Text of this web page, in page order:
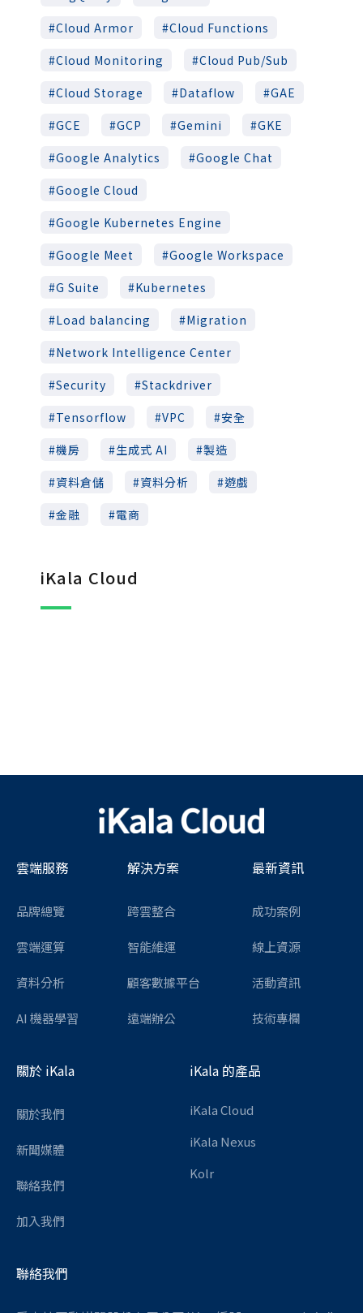
Cloud Armor
Cloud Functions
Cloud Monitoring
Cloud Pub/Sub
Cloud Storage
Dataflow
GAE
GCE
GCP Gemini
GKE
Google Analytics
Google Chat
Google Cloud
Google Kubernetes Engine
Google Meet
Google Workspace
G Suite
Kubernetes
Load balancing
Migration
Network Intelligence Center
Security
Stackdriver
Tensorflow
VPC
安全
機房
生成式 AI
製造
資料倉儲
資料分析
遊戲
金融
電商
iKala Cloud
雲端服務
品牌總覽
雲端運算
資料分析
AI 機器學習
解決方案
跨雲整合
智能維運
顧客數據平台
遠端辦公
最新資訊
成功案例
線上資源
活動資訊
技術專欄
關於 iKala
關於我們
新聞媒體
聯絡我們
加入我們
iKala 的產品
iKala Cloud
iKala Nexus
Kolr
聯絡我們